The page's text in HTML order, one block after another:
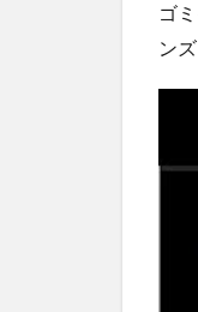
ゴ
ン